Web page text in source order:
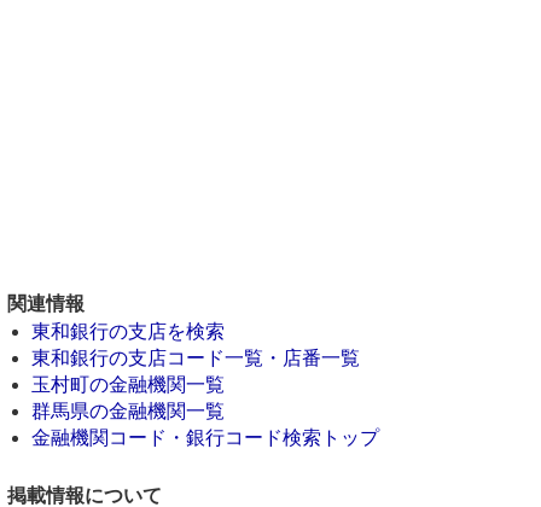
関連情報
東和銀行の支店を検索
東和銀行の支店コード一覧・店番一覧
玉村町の金融機関一覧
群馬県の金融機関一覧
金融機関コード・銀行コード検索トップ
掲載情報について